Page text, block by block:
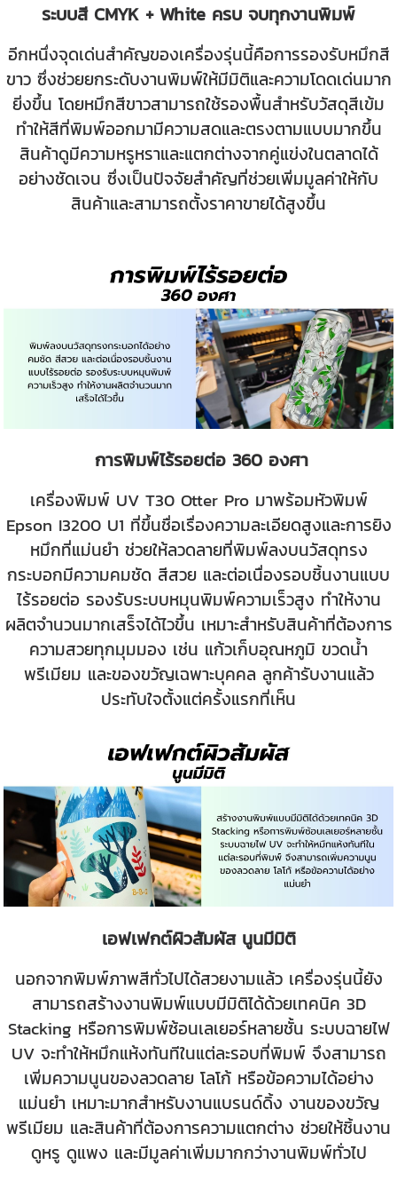
ระบบสี CMYK + White ครบ จบทุกงานพิมพ์
อีกหนึ่งจุดเด่นสำคัญของเครื่องรุ่นนี้คือการรองรับหมึกสี
ขาว ซึ่งช่วยยกระดับงานพิมพ์ให้มีมิติและความโดดเด่นมาก
ยิ่งขึ้น โดยหมึกสีขาวสามารถใช้รองพื้นสำหรับวัสดุสีเข้ม
ทำให้สีที่พิมพ์ออกมามีความสดและตรงตามแบบมากขึ้น
สินค้าดูมีความหรูหราและแตกต่างจากคู่แข่งในตลาดได้
อย่างชัดเจน ซึ่งเป็นปัจจัยสำคัญที่ช่วยเพิ่มมูลค่าให้กับ
สินค้าและสามารถตั้งราคาขายได้สูงขึ้น
การพิมพ์ไร้รอยต่อ 360 องศา
เครื่องพิมพ์ UV T30 Otter Pro มาพร้อมหัวพิมพ์
Epson I3200 U1 ที่ขึ้นชื่อเรื่องความละเอียดสูงและการยิง
หมึกที่แม่นยำ ช่วยให้ลวดลายที่พิมพ์ลงบนวัสดุทรง
กระบอกมีความคมชัด สีสวย และต่อเนื่องรอบชิ้นงานแบบ
ไร้รอยต่อ รองรับระบบหมุนพิมพ์ความเร็วสูง ทำให้งาน
ผลิตจำนวนมากเสร็จได้ไวขึ้น เหมาะสำหรับสินค้าที่ต้องการ
ความสวยทุกมุมมอง เช่น แก้วเก็บอุณหภูมิ ขวดน้ำ
พรีเมียม และของขวัญเฉพาะบุคคล ลูกค้ารับงานแล้ว
ประทับใจตั้งแต่ครั้งแรกที่เห็น
เอฟเฟกต์ผิวสัมผัส นูนมีมิติ
นอกจากพิมพ์ภาพสีทั่วไปได้สวยงามแล้ว เครื่องรุ่นนี้ยัง
สามารถสร้างงานพิมพ์แบบมีมิติได้ด้วยเทคนิค 3D
Stacking หรือการพิมพ์ซ้อนเลเยอร์หลายชั้น ระบบฉายไฟ
UV จะทำให้หมึกแห้งทันทีในแต่ละรอบที่พิมพ์ จึงสามารถ
เพิ่มความนูนของลวดลาย โลโก้ หรือข้อความได้อย่าง
แม่นยำ เหมาะมากสำหรับงานแบรนด์ดิ้ง งานของขวัญ
พรีเมียม และสินค้าที่ต้องการความแตกต่าง ช่วยให้ชิ้นงาน
ดูหรู ดูแพง และมีมูลค่าเพิ่มมากกว่างานพิมพ์ทั่วไป